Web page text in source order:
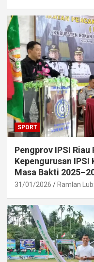
SPORT
Pengprov IPSI Riau
Kepengurusan IPSI
Masa Bakti
31/01/2026 Ramlan